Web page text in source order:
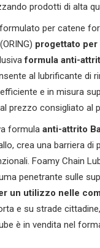
prodotti di alta
per catene
progettato
formula anti-
al lubrificante di
e in misura
prezzo consigliato al
formula anti-attrito
crea una barriera
Foamy Chain
penetrante sulle
un utilizzo nelle
e su strade
è in vendita nel